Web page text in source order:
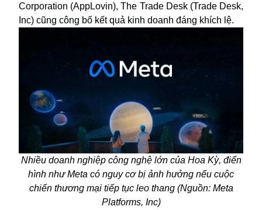
Corporation (AppLovin), The Trade Desk (Trade Desk,
Inc) cũng công bố kết quả kinh doanh đáng khích lệ.
Nhiều doanh nghiệp công nghệ lớn của Hoa Kỳ, điển
hình như Meta có nguy cơ bị ảnh hưởng nếu cuộc
chiến thương mại tiếp tục leo thang (Nguồn: Meta
Platforms, Inc)